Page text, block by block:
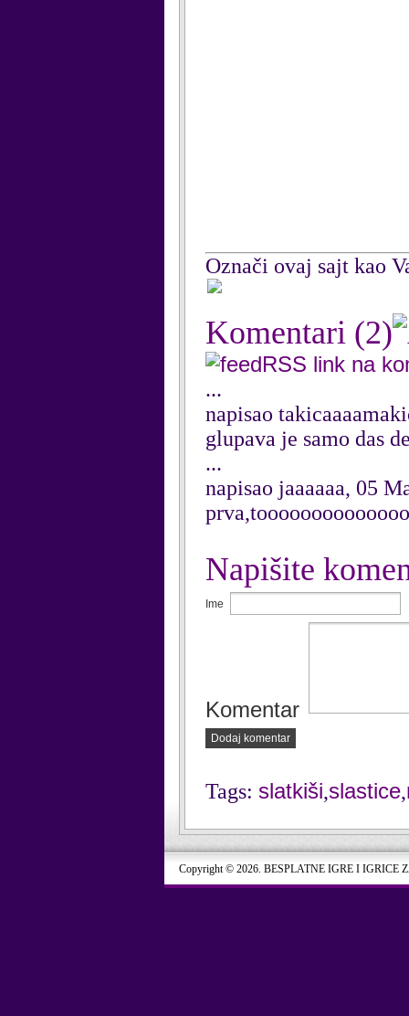
Označi ovaj sajt kao
Komentari (2)
RSS link na
...
napisao
glupava je samo das
...
napisao jaaaaaa, 05
Napišite
Ime
Komentar
Dodaj komentar
Tags: slatkiši,slastice,
Copyright © 2026. BESPLATNE IGRE I IGRICE